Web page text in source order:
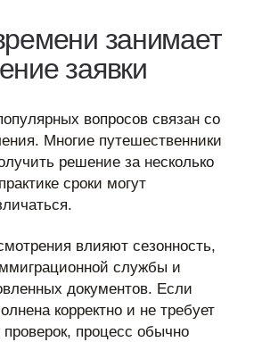
занимает
заявки
вопросов связан со
Многие путешественники
решение за несколько
сроки могут
влияют сезонность,
службы и
документов. Если
корректно и не требует
процесс обычно